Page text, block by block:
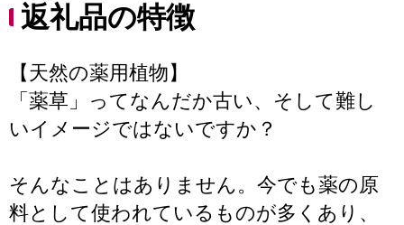
返礼品の特徴
【天然の薬用植物】
「薬草」ってなんだか古い、そして難し
いイメージではないですか？
そんなことはありません。今でも薬の原
料として使われているものが多くあり、